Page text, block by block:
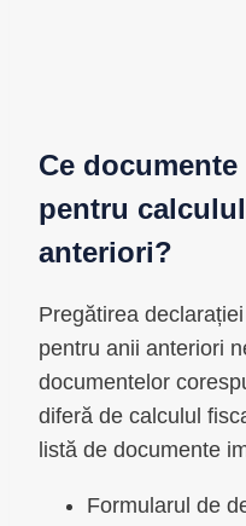
Ce
pentru
anteriori?
Pregătirea
pentru anii anteriori
documentelor
diferă de calculul
listă de documente
Formularul de